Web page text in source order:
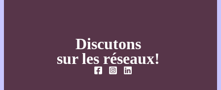
Discutons
sur les réseaux!